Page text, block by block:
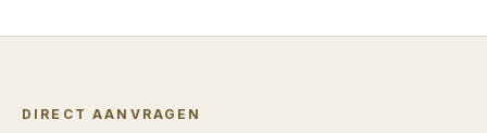
DIRECT AANVRAGEN